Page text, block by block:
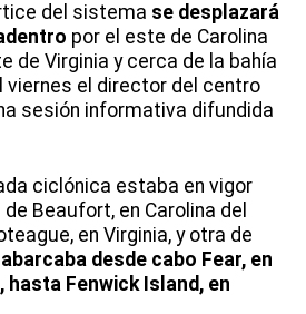
del sistema se desplazará
por el este de Carolina
de Virginia y cerca de la bahía
viernes el director del centro
sesión informativa difundida
ciclónica estaba en vigor
Beaufort, en Carolina del
en Virginia, y otra de
desde cabo Fear, en
hasta Fenwick Island, en